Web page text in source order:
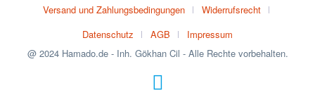
Versand und Zahlungsbedingungen
Widerrufsrecht
Datenschutz
AGB
Impressum
@ 2024 Hamado.de - Inh. Gökhan Cil - Alle Rechte vorbehalten.